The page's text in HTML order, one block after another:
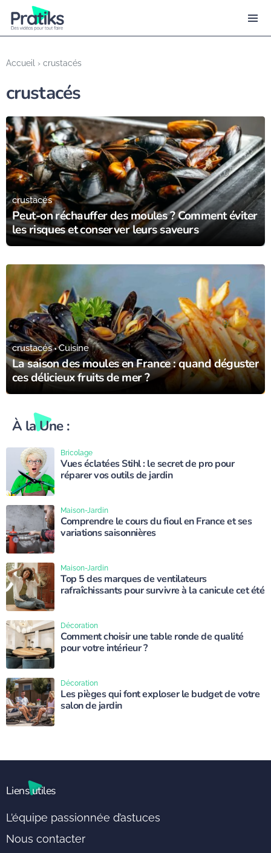
Accueil › crustacés
crustacés
Peut-on réchauffer des moules ? Comment éviter
les risques et conserver leurs saveurs
crustacés
08/09/24
La saison des moules en France : quand déguster
ces délicieux fruits de mer ?
crustacés Cuisine
03/09/24
À la Une :
Vues éclatées Stihl : le secret de pro pour
réparer vos outils de jardin
Bricolage
Comprendre le cours du fioul en France et ses
variations saisonnières
Maison-Jardin
Top 5 des marques de ventilateurs
rafraîchissants pour survivre à la canicule cet été
Maison-Jardin
Comment choisir une table ronde de qualité
pour votre intérieur ?
Décoration
Les pièges qui font exploser le budget de votre
salon de jardin
Décoration
Liens utiles
L’équipe passionnée d’astuces
Nous contacter